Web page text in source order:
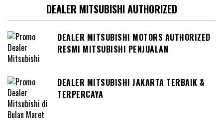
DEALER MITSUBISHI AUTHORIZED
DEALER MITSUBISHI MOTORS AUTHORIZED
RESMI MITSUBISHI PENJUALAN
DEALER MITSUBISHI JAKARTA TERBAIK &
TERPERCAYA